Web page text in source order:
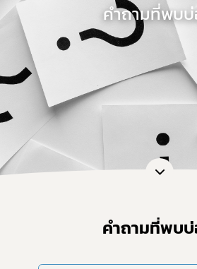
คำถามที่พบ
คำถามที่พบ